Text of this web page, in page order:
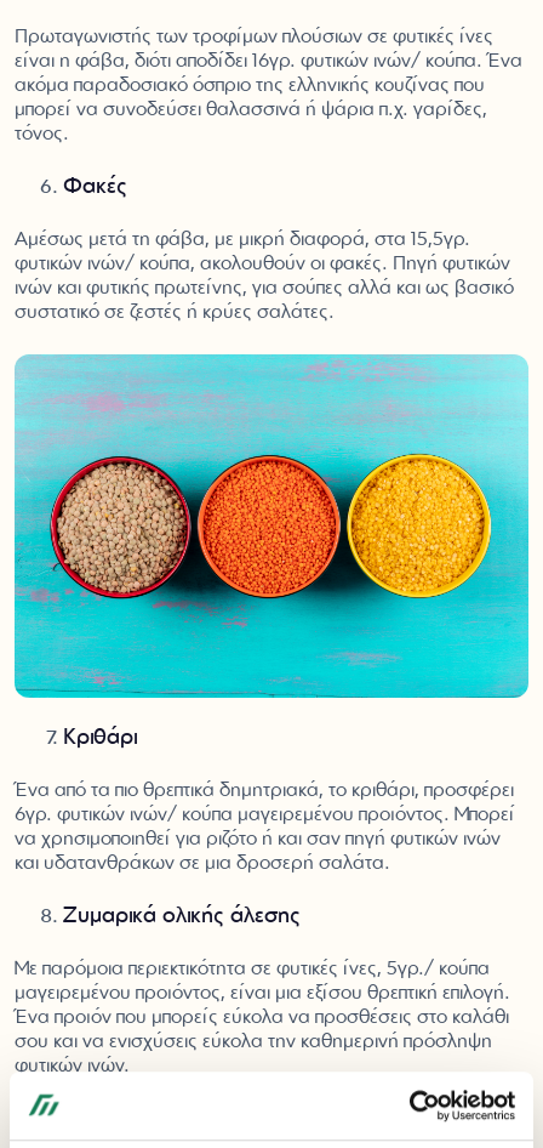
Πρωταγωνιστής των τροφίμων πλούσιων σε φυτικές ίνες
είναι η φάβα, διότι αποδίδει 16γρ. φυτικών ινών/ κούπα. Ένα
ακόμα παραδοσιακό όσπριο της ελληνικής κουζίνας που
μπορεί να συνοδεύσει θαλασσινά ή ψάρια π.χ. γαρίδες,
τόνος.
Φακές
Αμέσως μετά τη φάβα, με μικρή διαφορά, στα 15,5γρ.
φυτικών ινών/ κούπα, ακολουθούν οι φακές. Πηγή φυτικών
ινών και φυτικής πρωτείνης, για σούπες αλλά και ως βασικό
συστατικό σε ζεστές ή κρύες σαλάτες.
Κριθάρι
Ένα από τα πιο θρεπτικά δημητριακά, το κριθάρι, προσφέρει
6γρ. φυτικών ινών/ κούπα μαγειρεμένου προϊόντος. Μπορεί
να χρησιμοποιηθεί για ριζότο ή και σαν πηγή φυτικών ινών
και υδατανθράκων σε μια δροσερή σαλάτα.
Ζυμαρικά ολικής άλεσης
Με παρόμοια περιεκτικότητα σε φυτικές ίνες, 5γρ./ κούπα
μαγειρεμένου προϊόντος, είναι μια εξίσου θρεπτική επιλογή.
Ένα προϊόν που μπορείς εύκολα να προσθέσεις στο καλάθι
σου και να ενισχύσεις εύκολα την καθημερινή πρόσληψη
φυτικών ινών.
Συχνές ερωτήσεις